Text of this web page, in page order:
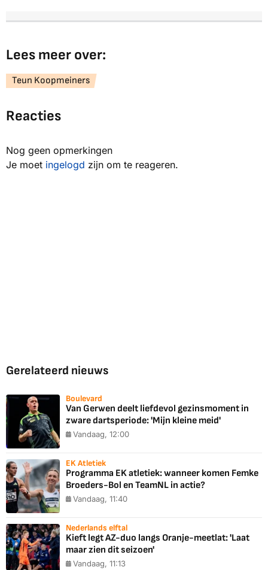
Lees meer over:
Teun Koopmeiners
Reacties
Nog geen opmerkingen
Je moet ingelogd zijn om te reageren.
Gerelateerd nieuws
Boulevard
Van Gerwen deelt liefdevol gezinsmoment in
zware dartsperiode: 'Mijn kleine meid'
Vandaag, 12:00
EK Atletiek
Programma EK atletiek: wanneer komen Femke
Broeders-Bol en TeamNL in actie?
Vandaag, 11:40
Nederlands elftal
Kieft legt AZ-duo langs Oranje-meetlat: 'Laat
maar zien dit seizoen'
Vandaag, 11:13